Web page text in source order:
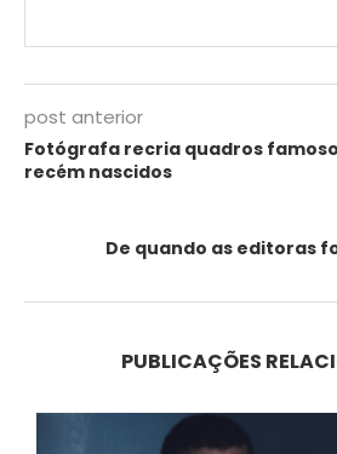
post anterior
Fotógrafa recria quadros
recém nascidos
De quando as editoras
PUBLICAÇÕES